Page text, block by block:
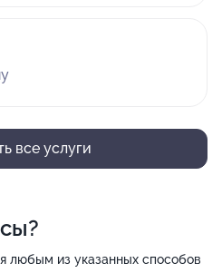
все услуги
любым из указанных способов